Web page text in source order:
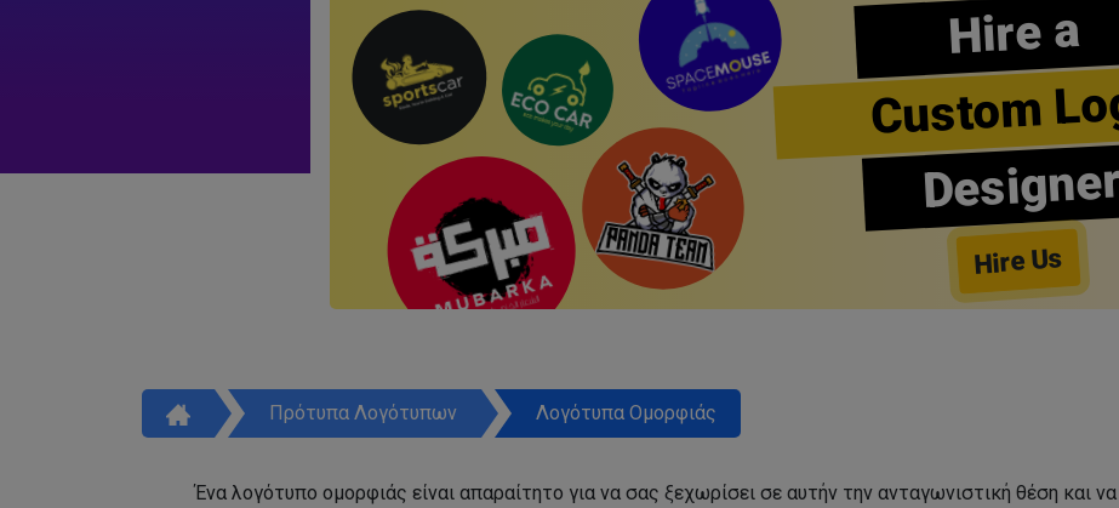
Hire a
Custom
Designer
Hire Us
Πρότυπα Λογότυπων Λογότυπα Ομορφιάς
Ένα λογότυπο ομορφιάς είναι απαραίτητο για να σας ξεχωρίσει σε αυτήν την ανταγωνιστική θέση και